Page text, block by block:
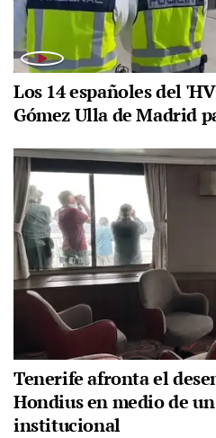
Los 14 españoles del
Gómez Ulla de Madrid
Tenerife afronta el
Hondius en medio de
institucional